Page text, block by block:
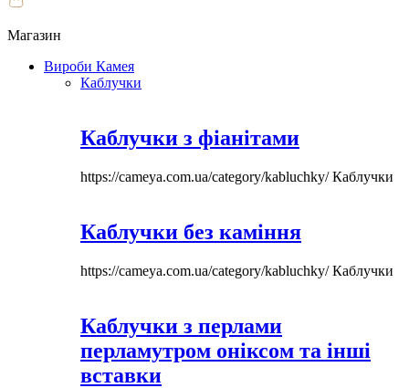
Магазин
Вироби Камея
Каблучки
Каблучки з фіанітами
https://cameya.com.ua/category/kabluchky/Каблучки
Каблучки без каміння
https://cameya.com.ua/category/kabluchky/Каблучки
Каблучки з перлами
перламутром оніксом та інші
вставки